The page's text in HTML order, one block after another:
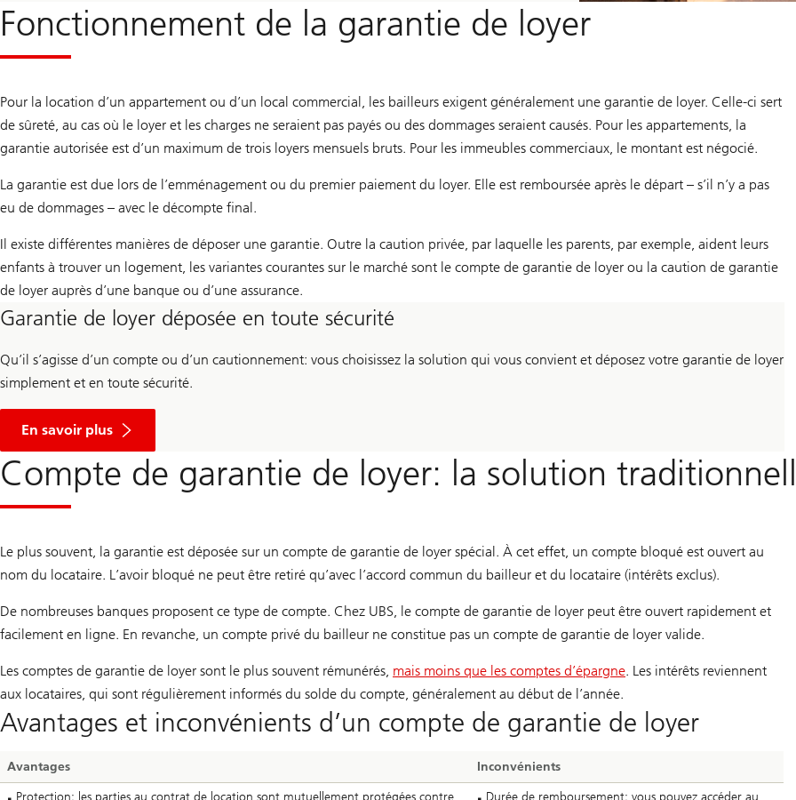
Fonctionnement de la garantie de loyer
Pour la location d’un appartement ou d’un local commercial, les bailleurs exigent généralement une garantie de loyer. Celle-ci sert
de sûreté, au cas où le loyer et les charges ne seraient pas payés ou des dommages seraient causés. Pour les appartements, la
garantie autorisée est d’un maximum de trois loyers mensuels bruts. Pour les immeubles commerciaux, le montant est négocié.
La garantie est due lors de l’emménagement ou du premier paiement du loyer. Elle est remboursée après le départ – s’il n’y a pas
eu de dommages – avec le décompte final.
Il existe différentes manières de déposer une garantie. Outre la caution privée, par laquelle les parents, par exemple, aident leurs
enfants à trouver un logement, les variantes courantes sur le marché sont le compte de garantie de loyer ou la caution de garantie
de loyer auprès d’une banque ou d’une assurance.
Garantie de loyer déposée en toute sécurité
Qu’il s’agisse d’un compte ou d’un cautionnement: vous choisissez la solution qui vous convient et déposez votre garantie de loyer
simplement et en toute sécurité.
En savoir plus
Compte de garantie de loyer: la solution
Le plus souvent, la garantie est déposée sur un compte de garantie de loyer spécial. À cet effet, un compte bloqué est ouvert au
nom du locataire. L’avoir bloqué ne peut être retiré qu’avec l’accord commun du bailleur et du locataire (intérêts exclus).
De nombreuses banques proposent ce type de compte. Chez UBS, le compte de garantie de loyer peut être ouvert rapidement et
facilement en ligne. En revanche, un compte privé du bailleur ne constitue pas un compte de garantie de loyer valide.
Les comptes de garantie de loyer sont le plus souvent rémunérés, mais moins que les comptes d’épargne. Les intérêts reviennent
aux locataires, qui sont régulièrement informés du solde du compte, généralement au début de l’année.
Avantages et inconvénients d’un compte de garantie de loyer
Avantages
Inconvénients
Protection: les parties au contrat de location sont mutuellement protégées contre
Durée de remboursement: vous pouvez accéder au